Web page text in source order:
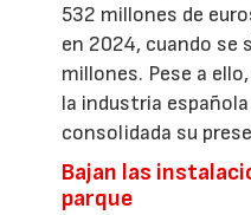
532 millones de
en 2024, cuando se
millones. Pese a
la industria
consolidada su
Bajan las
parque